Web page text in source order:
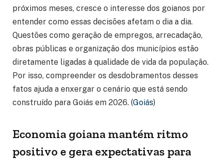
próximos meses, cresce o interesse dos goianos por
entender como essas decisões afetam o dia a dia.
Questões como geração de empregos, arrecadação,
obras públicas e organização dos municípios estão
diretamente ligadas à qualidade de vida da população.
Por isso, compreender os desdobramentos desses
fatos ajuda a enxergar o cenário que está sendo
construído para Goiás em 2026. (Goiás)
Economia goiana mantém ritmo
positivo e gera expectativas para